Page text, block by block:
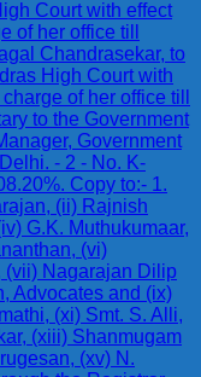
Court with effect
of her office till
Chandrasekar, to
High Court with
of her office till
to the Government
Government
- 2 - No. K-
Copy to:- 1.
(ii) Rajnish
G.K. Muthukumaar,
(vi)
(vii) Nagarajan Dilip
Advocates and (ix)
(xi) Smt. S. Alli,
(xiii) Shanmugam
(xv) N.